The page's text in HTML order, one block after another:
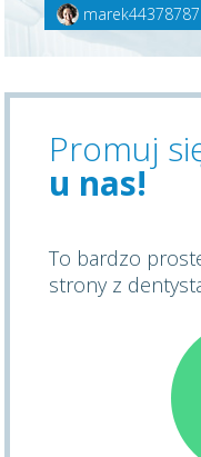
marek44378787
Promuj
u nas!
To bardzo
strony z